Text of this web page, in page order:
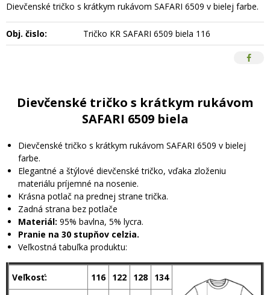
Dievčenské tričko s krátkym rukávom SAFARI 6509 v bielej farbe.
Obj. čislo: Tričko KR SAFARI 6509 biela 116
Dievčenské tričko s krátkym rukávom
SAFARI 6509 biela
Dievčenské tričko s krátkym rukávom SAFARI 6509 v bielej
farbe.
Elegantné a štýlové dievčenské tričko, vďaka zloženiu
materiálu príjemné na nosenie.
Krásna potlač na prednej strane trička.
Zadná strana bez potlače
Materiál: 95% bavlna, 5% lycra.
Pranie na 30 stupňov celzia.
Veľkostná tabuľka produktu:
Veľkosť: 116 122 128 134